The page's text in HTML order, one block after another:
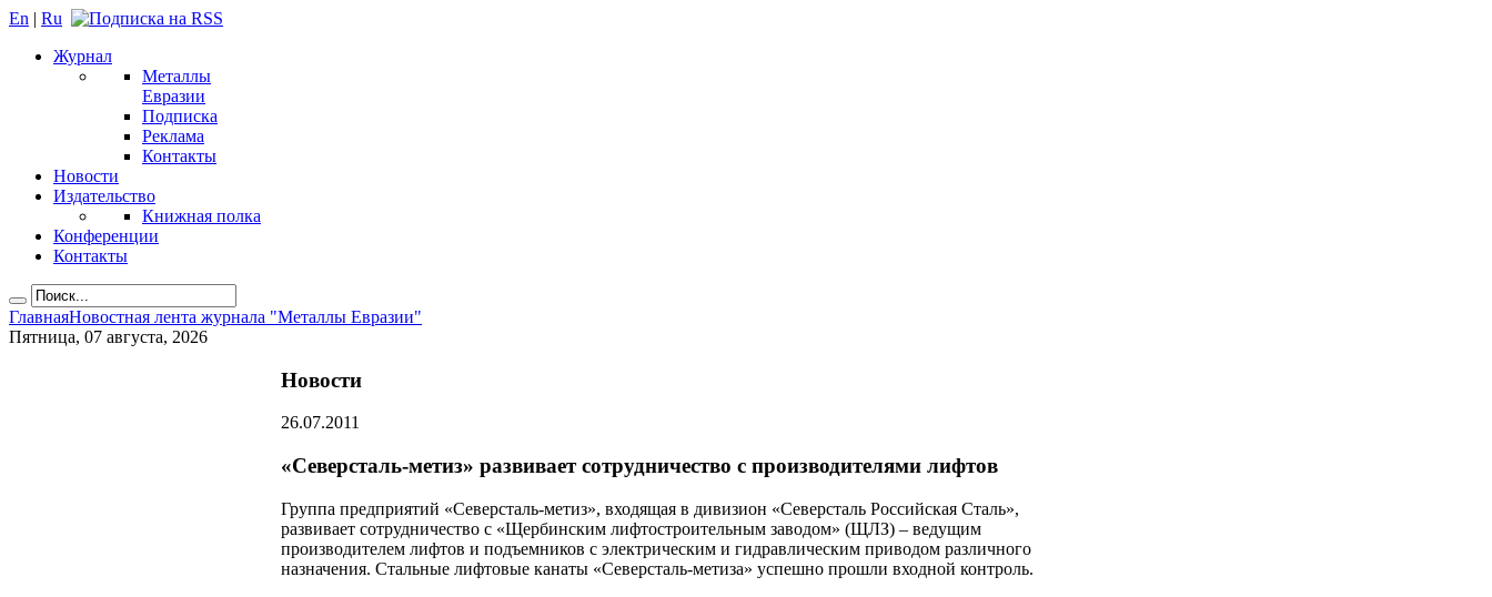
En | Ru
Журнал
Металлы
Евразии
Подписка
Реклама
Контакты
Новости
Издательство
Книжная полка
Конференции
Контакты
ГлавнаяНовостная лента журнала "Металлы Евразии"
Пятница, 07 августа, 2026
Новости
26.07.2011
«Северсталь-метиз» развивает сотрудничество с производителями лифтов
Группа предприятий «Северсталь-метиз», входящая в дивизион «Северсталь Российская Сталь»,
развивает сотрудничество с «Щербинским лифтостроительным заводом» (ЩЛЗ) – ведущим
производителем лифтов и подъемников с электрическим и гидравлическим приводом различного
назначения. Стальные лифтовые канаты «Северсталь-метиза» успешно прошли входной контроль.